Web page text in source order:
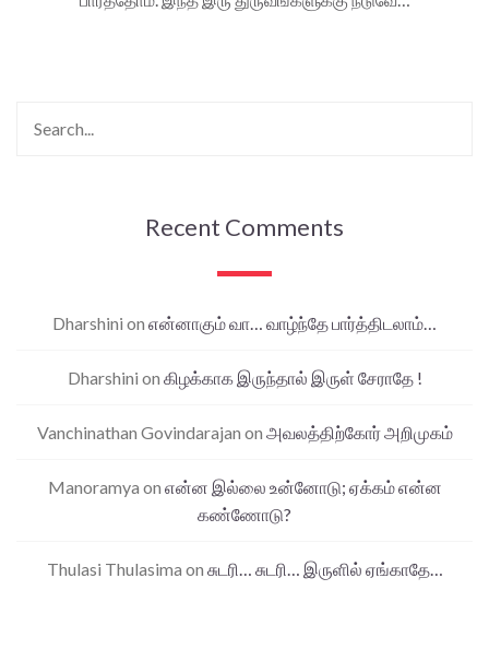
Recent Comments
Dharshini on என்னாகும் வா… வாழ்ந்தே பார்த்திடலாம்…
Dharshini on கிழக்காக இருந்தால் இருள் சேராதே !
Vanchinathan Govindarajan on அவலத்திற்கோர் அறிமுகம்
Manoramya on என்ன இல்லை உன்னோடு; ஏக்கம் என்ன
கண்ணோடு?
Thulasi Thulasima on சுடரி… சுடரி… இருளில் ஏங்காதே…